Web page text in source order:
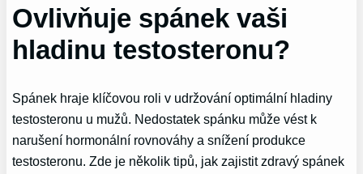
Ovlivňuje spánek vaši
hladinu testosteronu?
Spánek hraje klíčovou roli v udržování optimální hladiny
testosteronu u mužů. Nedostatek spánku může vést k
narušení hormonální rovnováhy a snížení produkce
testosteronu. Zde je několik tipů, jak zajistit zdravý spánek